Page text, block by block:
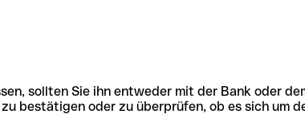
sollten Sie ihn entweder mit der Bank oder
bestätigen oder zu überprüfen, ob es sich um